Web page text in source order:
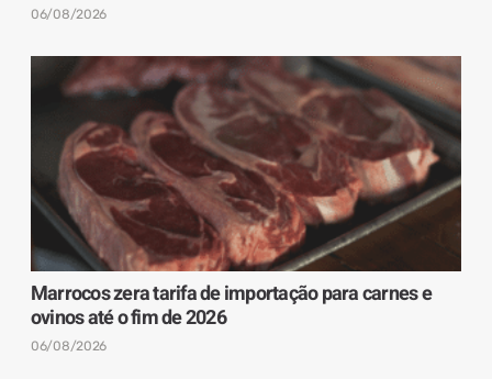
06/08/2026
Marrocos zera tarifa de importação para carnes e
ovinos até o fim de 2026
06/08/2026